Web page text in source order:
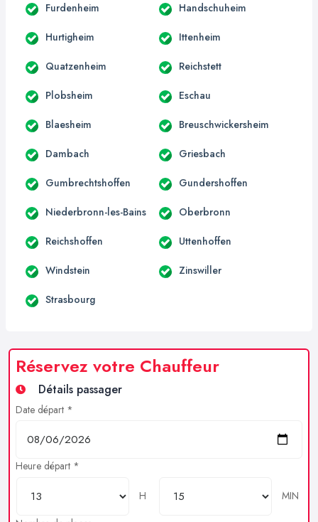
Furdenheim Handschuheim
Hurtigheim Ittenheim
Quatzenheim Reichstett
Plobsheim Eschau
Blaesheim Breuschwickersheim
Dambach Griesbach
Gumbrechtshoffen Gundershoffen
Niederbronn-les-Bains Oberbronn
Reichshoffen Uttenhoffen
Windstein Zinswiller
Strasbourg
Réservez votre Chauffeur
Détails passager
Date départ *
Heure départ *
H
MIN